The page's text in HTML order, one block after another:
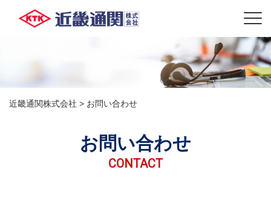
近畿通関株式会社 > お問い合わせ
お問い合わせ
CONTACT